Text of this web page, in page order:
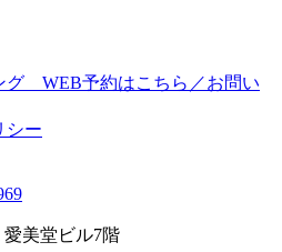
グ WEB予約はこちら／お問い
シー
愛美堂ビル7階